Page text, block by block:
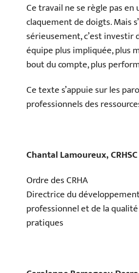
Ce travail ne se règle pas en
claquement de doigts. Mais
sérieusement, c’est investir
équipe plus impliquée, plus
bout du compte, plus
Ce texte s’appuie sur les
professionnels des
Chantal Lamoureux, CRHSC
Ordre des CRHA
Directrice du
professionnel et de la
pratiques